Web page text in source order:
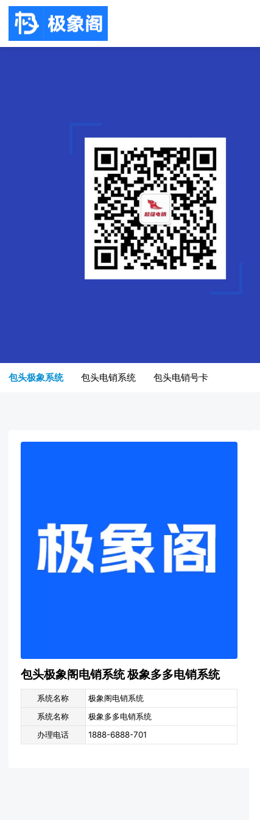
包头极象系统 包头电销系统 包头电销号卡
包头极象阁电销系统 极象多多电销系统
系统名称
极象阁电销系统
系统名称
极象多多电销系统
办理电话
1888-6888-701